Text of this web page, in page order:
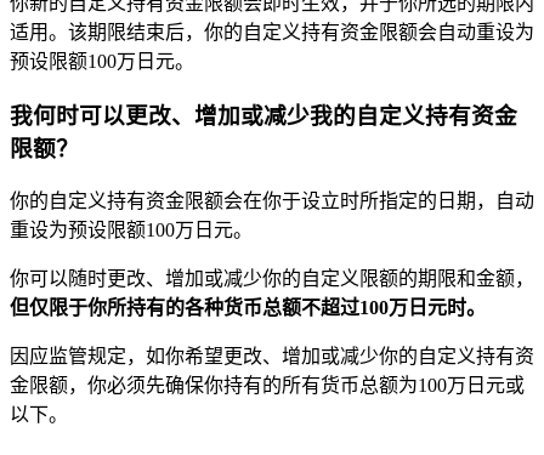
适用。该期限结束后，你的自定义持有资金限额会自动重设为
预设限额100万日元。
我何时可以更改、增加或减少我的自定义持有资金
限额？
你的自定义持有资金限额会在你于设立时所指定的日期，自动
重设为预设限额100万日元。
你可以随时更改、增加或减少你的自定义限额的期限和金额，
但仅限于你所持有的各种货币总额不超过100万日元时。
因应监管规定，如你希望更改、增加或减少你的自定义持有资
金限额，你必须先确保你持有的所有货币总额为100万日元或
以下。